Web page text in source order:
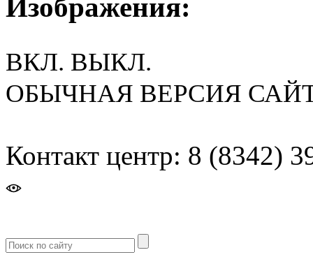
Изображения:
ВКЛ. ВЫКЛ.
ОБЫЧНАЯ ВЕРСИЯ
Контакт центр: 8 (8342)